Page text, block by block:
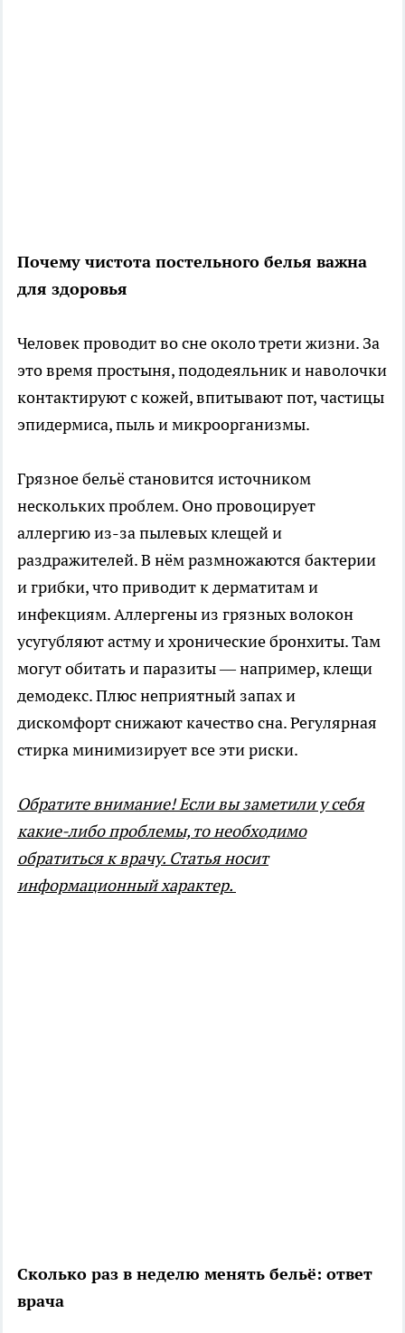
Почему чистота постельного белья важна
для здоровья
Человек проводит во сне около трети жизни. За
это время простыня, пододеяльник и наволочки
контактируют с кожей, впитывают пот, частицы
эпидермиса, пыль и микроорганизмы.
Грязное бельё становится источником
нескольких проблем. Оно провоцирует
аллергию из-за пылевых клещей и
раздражителей. В нём размножаются бактерии
и грибки, что приводит к дерматитам и
инфекциям. Аллергены из грязных волокон
усугубляют астму и хронические бронхиты. Там
могут обитать и паразиты — например, клещи
демодекс. Плюс неприятный запах и
дискомфорт снижают качество сна. Регулярная
стирка минимизирует все эти риски.
Обратите внимание! Если вы заметили у себя
какие-либо проблемы, то необходимо
обратиться к врачу. Статья носит
информационный характер.
Сколько раз в неделю менять бельё: ответ
врача